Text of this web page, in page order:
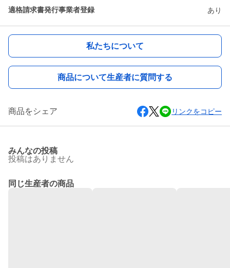
適格請求書発行事業者登録 あり
私たちについて
商品について生産者に質問する
商品をシェア リンクをコピー
みんなの投稿
投稿はありません
同じ生産者の商品